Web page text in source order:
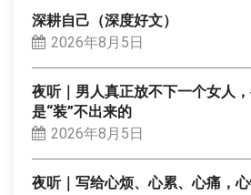
深耕自己（深度好文）
2026年8月5日
夜听｜男人真正放不下一个女人
是“装”不出来的
2026年8月5日
夜听｜写给心烦、心累、心痛，心